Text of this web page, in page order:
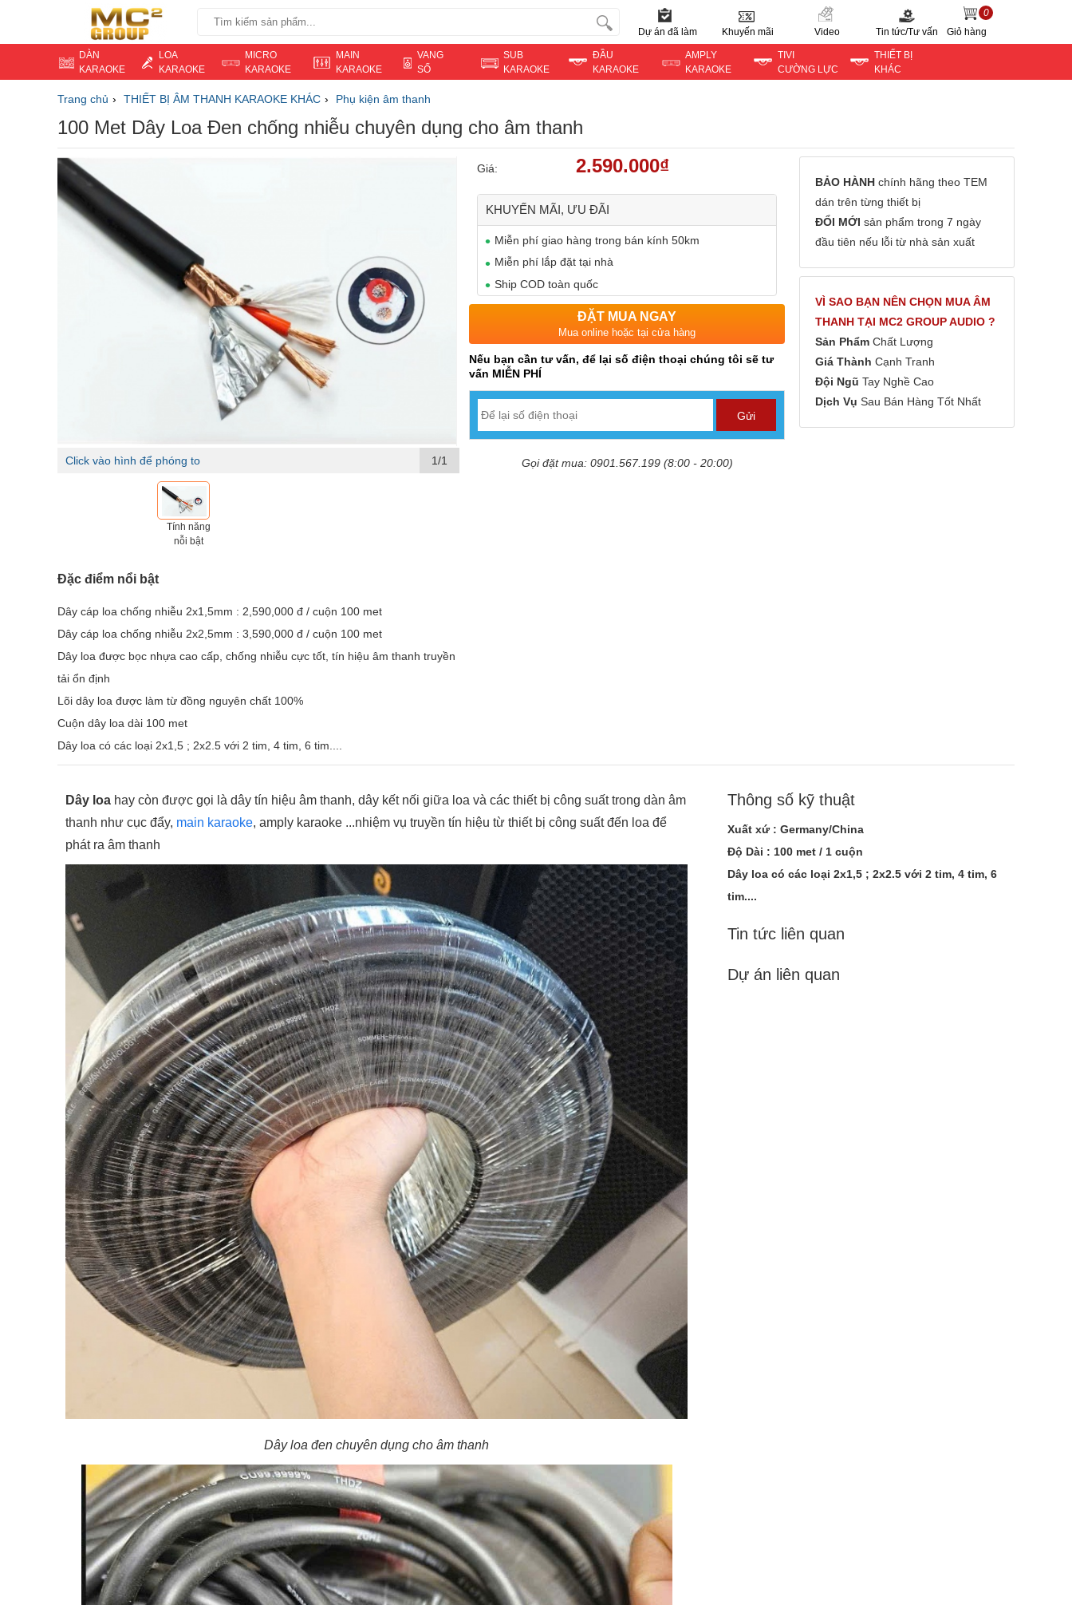
Dự án đã làm Khuyến mãi Video Tin tức/Tư vấn
0
Giỏ hàng
DÀN
KARAOKE
LOA
KARAOKE
MICRO
KARAOKE
MAIN
KARAOKE
VANG
SỐ
SUB
KARAOKE
ĐẦU
KARAOKE
AMPLY
KARAOKE
TIVI
CƯỜNG LỰC
THIẾT BỊ
KHÁC
Trang chủ THIẾT BỊ ÂM THANH KARAOKE KHÁC Phụ kiện âm thanh
100 Met Dây Loa Đen chống nhiễu chuyên dụng cho âm thanh
Click vào hình để phóng to 1/1
Tính năng
nỗi bật
Đặc điểm nổi bật
Dây cáp loa chống nhiễu 2x1,5mm : 2,590,000 đ / cuộn 100 met
Dây cáp loa chống nhiễu 2x2,5mm : 3,590,000 đ / cuộn 100 met
Dây loa được bọc nhựa cao cấp, chống nhiễu cực tốt, tín hiệu âm thanh truyền
tải ổn định
Lõi dây loa được làm từ đồng nguyên chất 100%
Cuộn dây loa dài 100 met
Dây loa có các loại 2x1,5 ; 2x2.5 với 2 tim, 4 tim, 6 tim....
Giá: 2.590.000₫
KHUYẾN MÃI, ƯU ĐÃI
Miễn phí giao hàng trong bán kính 50km
Miễn phí lắp đặt tại nhà
Ship COD toàn quốc
ĐẶT MUA NGAY
Mua online hoặc tại cửa hàng
Nếu bạn cần tư vấn, để lại số điện thoại chúng tôi sẽ tư
vấn MIỄN PHÍ
Gọi đặt mua: 0901.567.199 (8:00 - 20:00)
BẢO HÀNH chính hãng theo TEM
dán trên từng thiết bị
ĐỔI MỚI sản phẩm trong 7 ngày
đầu tiên nếu lỗi từ nhà sản xuất
VÌ SAO BẠN NÊN CHỌN MUA ÂM
THANH TẠI MC2 GROUP AUDIO ?
Sản Phẩm Chất Lượng
Giá Thành Cạnh Tranh
Đội Ngũ Tay Nghề Cao
Dịch Vụ Sau Bán Hàng Tốt Nhất
Dây loa hay còn được gọi là dây tín hiệu âm thanh, dây kết nối giữa loa và các thiết bị công suất trong dàn âm
thanh như cục đẩy, main karaoke, amply karaoke ...nhiệm vụ truyền tín hiệu từ thiết bị công suất đến loa để
phát ra âm thanh
Dây loa đen chuyên dụng cho âm thanh
Thông số kỹ thuật
Xuất xứ : Germany/China
Độ Dài : 100 met / 1 cuộn
Dây loa có các loại 2x1,5 ; 2x2.5 với 2 tim, 4 tim, 6
tim....
Tin tức liên quan
Dự án liên quan